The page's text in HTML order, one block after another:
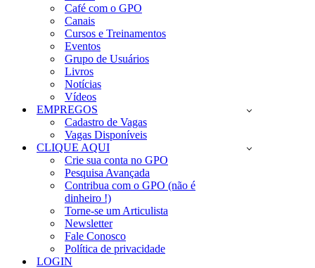
Café com o GPO
Canais
Cursos e Treinamentos
Eventos
Grupo de Usuários
Livros
Notícias
Vídeos
EMPREGOS
Cadastro de Vagas
Vagas Disponíveis
CLIQUE AQUI
Crie sua conta no GPO
Pesquisa Avançada
Contribua com o GPO (não é
dinheiro !)
Torne-se um Articulista
Newsletter
Fale Conosco
Política de privacidade
LOGIN